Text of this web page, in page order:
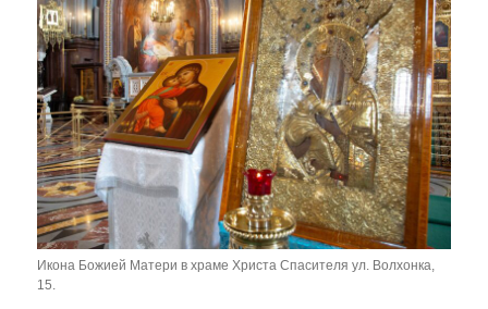
Икона Божией Матери в храме Христа Спасителя ул. Волхонка,
15.